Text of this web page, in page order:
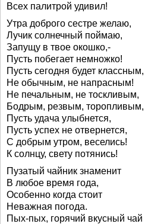
Всех палитрой удивил!
Утра доброго сестре желаю,
Лучик солнечный поймаю,
Запущу в твое окошко,-
Пусть побегает немножко!
Пусть сегодня будет классным,
Не обычным, не напрасным!
Не печальным, не тоскливым,
Бодрым, резвым, торопливым,
Пусть удача улыбнется,
Пусть успех не отвернется,
С добрым утром, веселись!
К солнцу, свету потянись!
Пузатый чайник знаменит
В любое время года,
Особенно когда стоит
Неважная погода.
Пых-пых, горячий вкусный чай